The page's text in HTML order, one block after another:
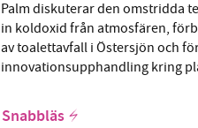
Palm diskuterar den omstridda
in koldoxid från atmosfären,
av toalettavfall i Östersjön och
innovationsupphandling kring
Snabbläs